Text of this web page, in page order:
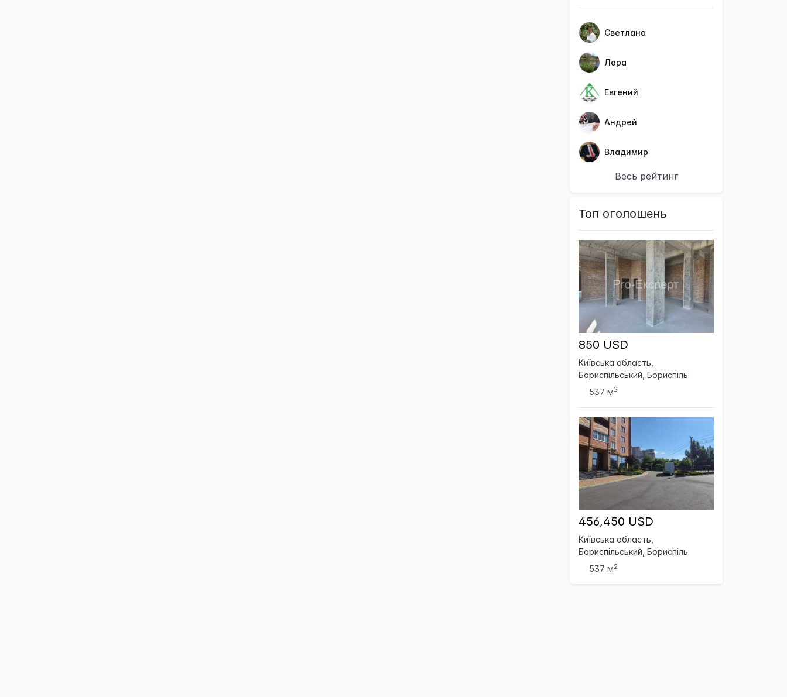
Светлана
Лора
Евгений
Андрей
Владимир
Весь рейтинг
Топ оголошень
850 USD
Київська область,
Бориспільський, Бориспіль
537 м2
456,450 USD
Київська область,
Бориспільський, Бориспіль
537 м2